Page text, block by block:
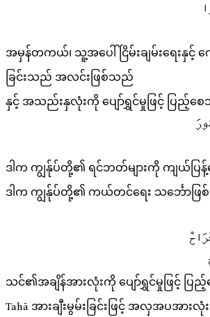
အမှန်တကယ်၊ သူ့အပေါ် ငြိမ်းချမ်းရေးနှင့်
ခြင်းသည် အလင်းဖြစ်သည်
နှင့် အသည်းနှလုံးကို ပျော်ရွှင်မှုဖြင့် ပြည့်စ
ဒါက ကျွန်ုပ်တို့၏ ရင်ဘတ်များကို ကျယ်ပြ
ဒါက ကျွန်ုပ်တို့၏ ကယ်တင်ရေး သင်္ဘောဖ
သင်၏အချိန်အားလုံးကို ပျော်ရွှင်မှုဖြင့် ပြည့်
Tahā အားချီးမွမ်းခြင်းဖြင့် အလှအပအာ